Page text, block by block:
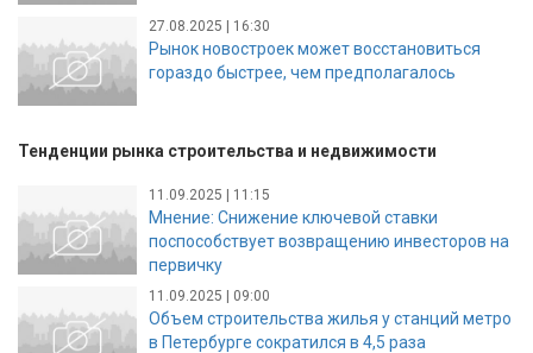
27.08.2025 | 16:30
Рынок новостроек может восстановиться
гораздо быстрее, чем предполагалось
Тенденции рынка строительства и недвижимости
11.09.2025 | 11:15
Мнение: Снижение ключевой ставки
поспособствует возвращению инвесторов на
первичку
11.09.2025 | 09:00
Объем строительства жилья у станций метро
в Петербурге сократился в 4,5 раза